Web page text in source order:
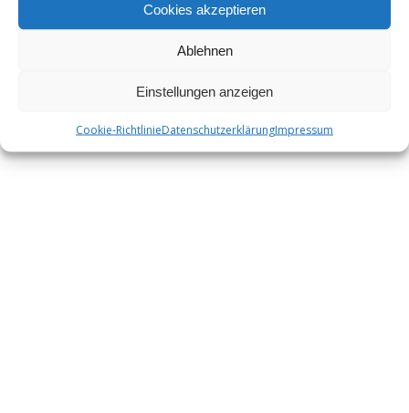
Cookies akzeptieren
Ablehnen
Einstellungen anzeigen
Cookie-RichtlinieDatenschutzerklärungImpressum